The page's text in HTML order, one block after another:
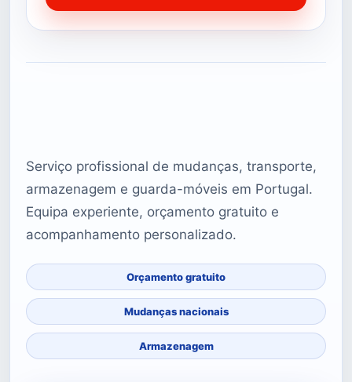
Serviço profissional de mudanças, transporte,
armazenagem e guarda-móveis em Portugal.
Equipa experiente, orçamento gratuito e
acompanhamento personalizado.
Orçamento gratuito
Mudanças nacionais
Armazenagem